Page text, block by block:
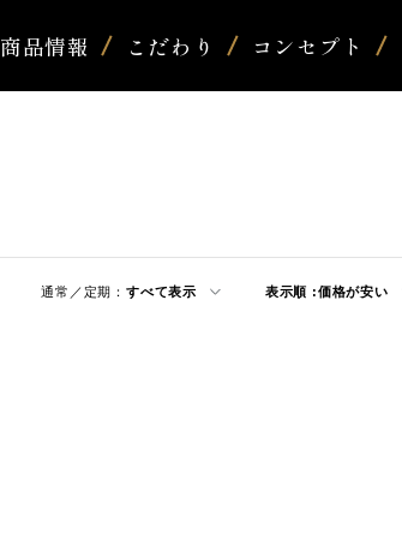
商品情報 こだわり コンセプト
通常／定期： すべて表示 表示順 :価格が安い